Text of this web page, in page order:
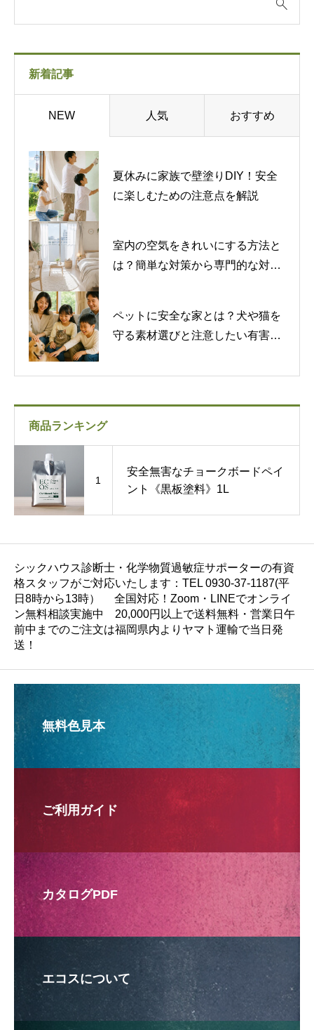
新着記事
NEW 人気 おすすめ
夏休みに家族で壁塗りDIY！安全
に楽しむための注意点を解説
室内の空気をきれいにする方法と
は？簡単な対策から専門的な対策
ペットに安全な家とは？犬や猫を
守る素材選びと注意したい有害物
商品ランキング
1
安全無害なチョークボードペイ
ント《黒板塗料》1L
シックハウス診断士・化学物質過敏症サポーターの有資
格スタッフがご対応いたします：TEL 0930-37-1187(平
日8時から13時） 全国対応！Zoom・LINEでオンライ
ン無料相談実施中 20,000円以上で送料無料・営業日午
前中までのご注文は福岡県内よりヤマト運輸で当日発
送！
無料色見本
ご利用ガイド
カタログPDF
エコスについて